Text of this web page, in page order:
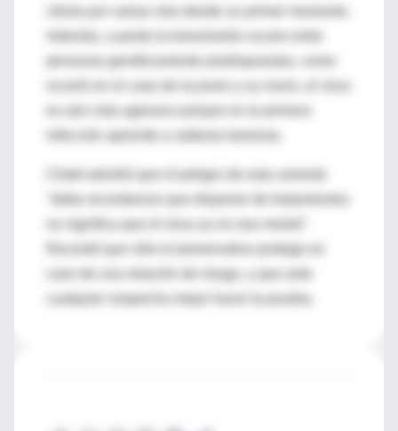
personas genéticamente predispuestas, como
es aún más agresivo porque en la primera
infección aprende a saltarse barreras.
Clotet advirtió que el peligro de esta variante
no significa que el virus ya no sea mortal".
Recordó que sólo el preservativo protege en
caso de una relación de riesgo, y que ante